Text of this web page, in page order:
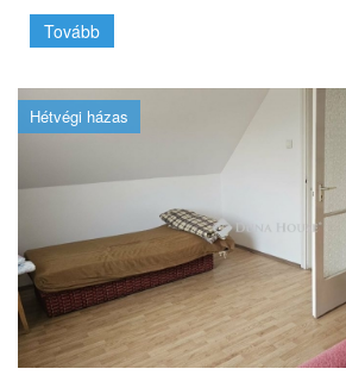
Tovább
Hétvégi házas